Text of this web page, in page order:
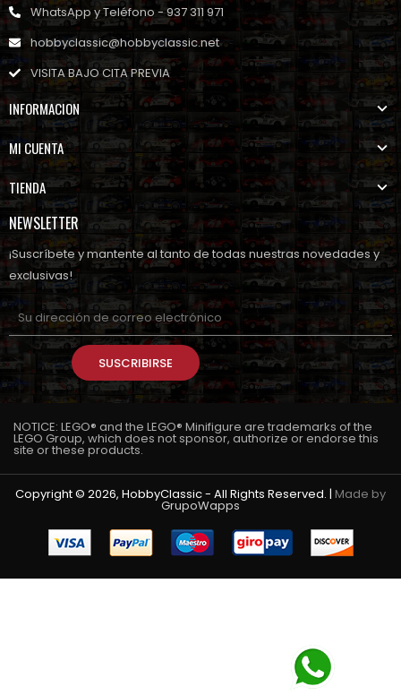
WhatsApp y Teléfono - 937 311 971
hobbyclassic@hobbyclassic.net
VISITA BAJO CITA PREVIA
INFORMACION
MI CUENTA
TIENDA
NEWSLETTER
¡Suscríbete y mantente al tanto de todas nuestras novedades y
exclusivas!
SUSCRIBIRSE
NOTICE: LEGO® and the LEGO® Minifigure are trademarks of the
LEGO Group, which does not sponsor, authorize or endorse this
site or these products.
Copyright © 2026, HobbyClassic - All Rights Reserved. | Made by
GrupoWapps